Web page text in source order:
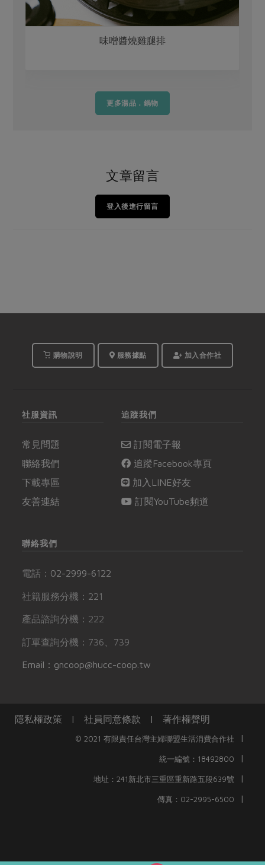
味噌醬燒雞腿排
更多湯品．鍋物
文章留言
登入後進行留言
購物說明 服務據點 加入合作社
社服資訊
常見問題
聯絡我們
下載專區
友善連結
追蹤我們
訂閱電子報
追蹤Facebook專頁
加入LINE好友
訂閱YouTube頻道
聯絡我們
電話： 02-2999-6122
社籍服務分機：221
產品諮詢分機：222
訂單查詢分機：736、739
Email：gncoop@hucc-coop.tw
隱私權政策 | 社員同意條款 | 著作權聲明
© 2021 有限責任台灣主婦聯盟生活消費合作社 |
統一編號：18492800 |
地址：241新北市三重區重新路五段639號 |
傳真：02-2995-6500 |